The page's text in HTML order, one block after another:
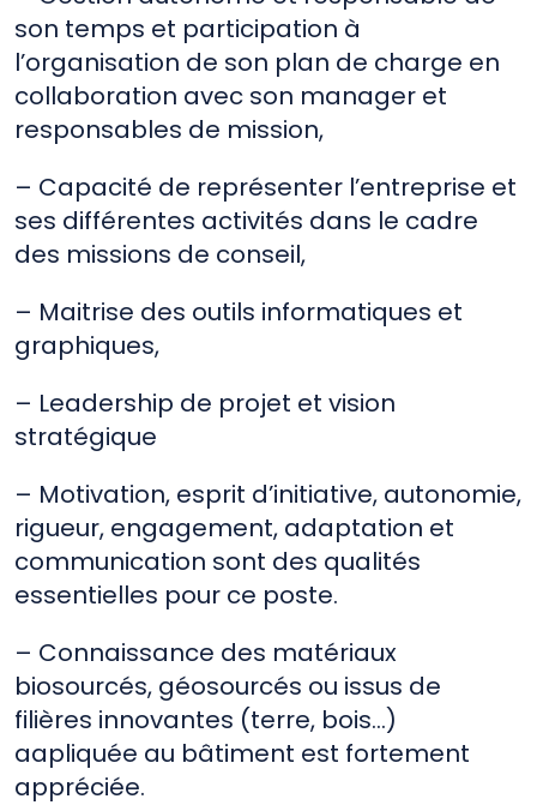
son temps et participation à
l’organisation de son plan de charge en
collaboration avec son manager et
responsables de mission,
– Capacité de représenter l’entreprise et
ses différentes activités dans le cadre
des missions de conseil,
– Maitrise des outils informatiques et
graphiques,
– Leadership de projet et vision
stratégique
– Motivation, esprit d’initiative, autonomie,
rigueur, engagement, adaptation et
communication sont des qualités
essentielles pour ce poste.
– Connaissance des matériaux
biosourcés, géosourcés ou issus de
filières innovantes (terre, bois…)
aapliquée au bâtiment est fortement
appréciée.